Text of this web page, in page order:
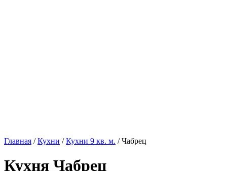
Главная /Кухни /Кухни 9 кв. м. / Чабрец
Кухня Чабрец